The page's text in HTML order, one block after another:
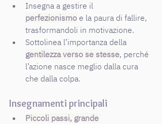
Insegna a gestire il
perfezionismo e la paura di fallire,
trasformandoli in motivazione.
Sottolinea l’importanza della
gentilezza verso se stesse, perché
l’azione nasce meglio dalla cura
che dalla colpa.
Insegnamenti principali
Piccoli passi, grande